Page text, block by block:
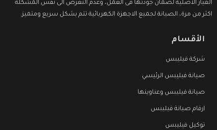
الغيار الاصلية لضمان جودتها فى العمل، وعدم التعرض الى نفس المشكلة
اكثر من مرة، الصيانة لجميع الاجهزة الكهربائية تتم بشكل سريع ومتميز.
الأقسام
شركة فيليبس
صيانة فيليبس الرئيسي
صيانة فيليبس وعناوينها
ارقام صيانة فيليبس
توكيل فيليبس